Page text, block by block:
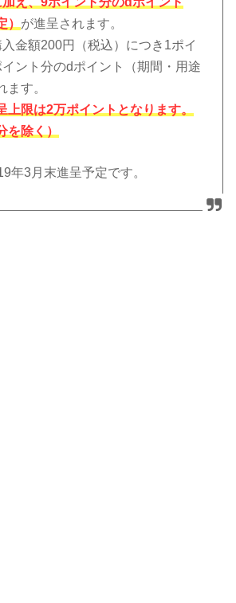
） が進呈されます。
金額200円（税込）につき1ポイ
ント分のdポイント（期間・用途
ます。
限は2万ポイントとなります。
を除く）
年3月末進呈予定です。